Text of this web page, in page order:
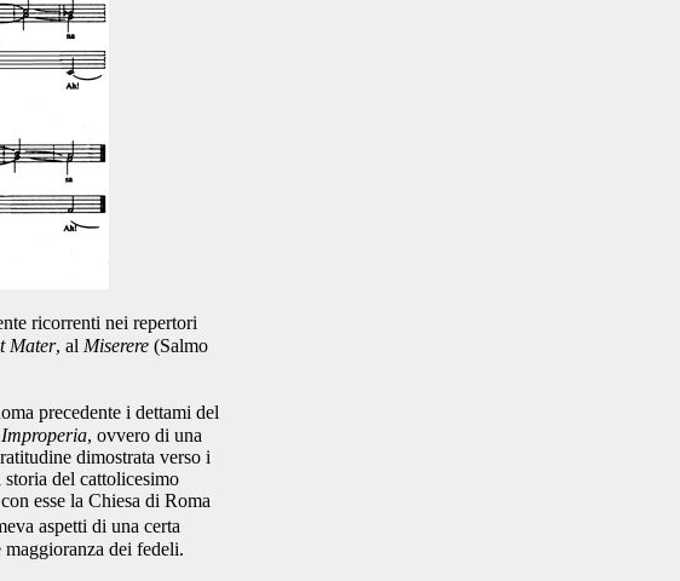
ricorrenti nei repertori
Mater, al Miserere (Salmo
precedente i dettami del
Improperia, ovvero di una
dimostrata verso i
del cattolicesimo
esse la Chiesa di Roma
aspetti di una certa
maggioranza dei fedeli.